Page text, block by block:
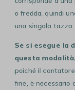
o fredda, quindi
una singola tazza.
Se si esegue la
questa modalità,
poiché il
fine, è necessario